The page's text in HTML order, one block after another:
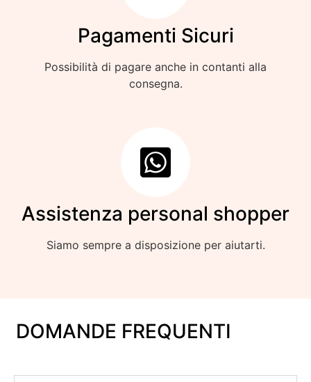
Pagamenti Sicuri
Possibilità di pagare anche in contanti alla
consegna.
Assistenza personal shopper
Siamo sempre a disposizione per aiutarti.
DOMANDE FREQUENTI